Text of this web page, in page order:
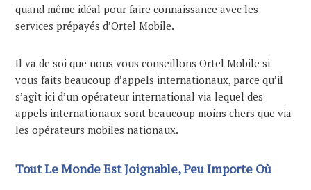
quand même idéal pour faire connaissance avec les
services prépayés d’Ortel Mobile.
Il va de soi que nous vous conseillons Ortel Mobile si
vous faits beaucoup d’appels internationaux, parce qu’il
s’agît ici d’un opérateur international via lequel des
appels internationaux sont beaucoup moins chers que via
les opérateurs mobiles nationaux.
Tout Le Monde Est Joignable, Peu Importe Où